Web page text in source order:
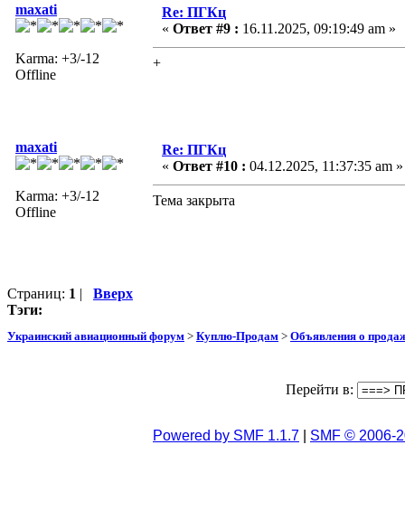
maxati
Karma: +3/-12
Offline
Re: ПГКц
« Ответ #9 : 16.11.2025, 09:19:49 am »
+
maxati
Karma: +3/-12
Offline
Re: ПГКц
« Ответ #10 : 04.12.2025, 11:37:35 am »
Тема закрыта
Страниц: 1 | Вверх
Тэги:
Украинский авиационный форум > Куплю-Продам > Объявления о
Перейти в:
Powered by SMF 1.1.7 SMF © 2006-